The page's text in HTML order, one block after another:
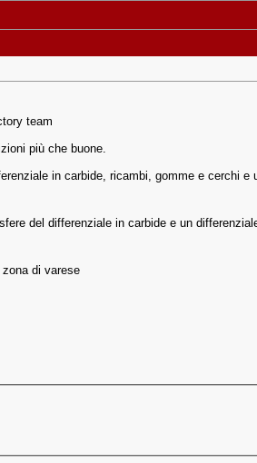
team
più che buone.
in carbide, ricambi, gomme e cerchi e
del differenziale in carbide e un
di varese